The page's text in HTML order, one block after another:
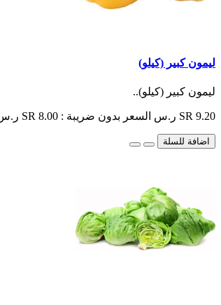
ليمون كبير (كيلو)
ليمون كبير (كيلو)..
SR 9.20 ر.س السعر بدون ضريبة : SR 8.00 ر.س
اضافة للسلة